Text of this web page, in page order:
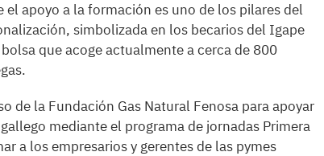
apoyo a la formación es uno de los pilares del
simbolizada en los becarios del Igape
que acoge actualmente a cerca de 800
de la Fundación Gas Natural Fenosa para apoyar
mediante el programa de jornadas Primera
a los empresarios y gerentes de las pymes